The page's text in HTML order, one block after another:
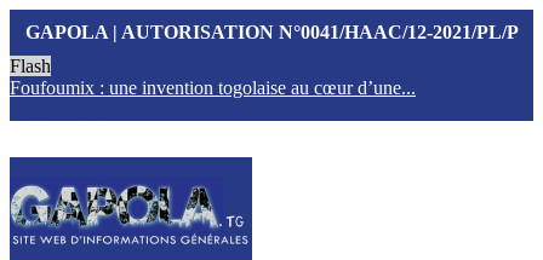
GAPOLA | AUTORISATION N°0041/HAAC/12-2021/PL/P
Flash
Foufoumix : une invention togolaise au cœur d’une...